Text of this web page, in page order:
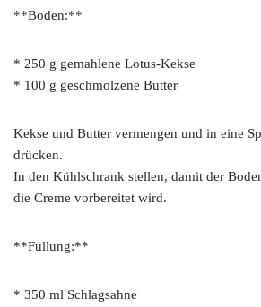
**Boden:**
* 250 g gemahlene Lotus-Kekse
* 100 g geschmolzene Butter
Kekse und Butter vermengen und in eine
drücken.
In den Kühlschrank stellen, damit der
die Creme vorbereitet wird.
**Füllung:**
* 350 ml Schlagsahne